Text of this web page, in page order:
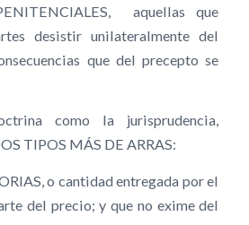
aquellas que
desistir unilateralmente del
que del precepto se
como la jurisprudencia,
TIPOS MÁS DE ARRAS:
o cantidad entregada por el
del precio; y que no exime del